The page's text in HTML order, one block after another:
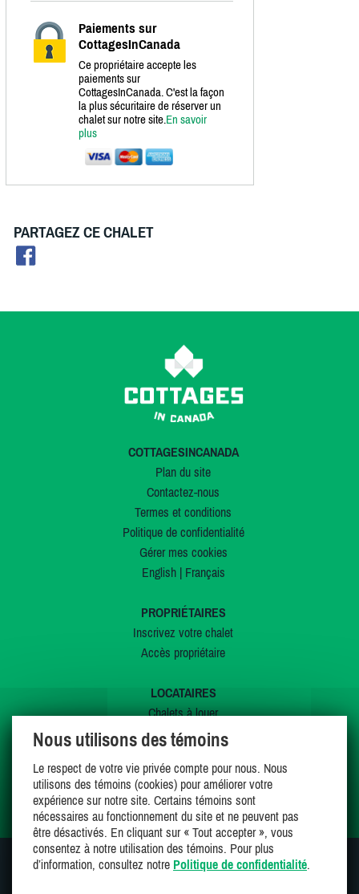
Paiements sur
CottagesInCanada
Ce propriétaire accepte les
paiements sur
CottagesInCanada. C'est la façon
la plus sécuritaire de réserver un
chalet sur notre site.En savoir
plus
PARTAGEZ CE CHALET
COTTAGESINCANADA
Plan du site
Contactez-nous
Termes et conditions
Politique de confidentialité
Gérer mes cookies
English| Français
PROPRIÉTAIRES
Inscrivez votre chalet
Accès propriétaire
LOCATAIRES
Chalets à louer
Chalets à vendre
Offres spéciales
Mes favoris
SUIVEZ-NOUS SUR
Nous utilisons des témoins
Le respect de votre vie privée compte pour nous. Nous
utilisons des témoins (cookies) pour améliorer votre
expérience sur notre site. Certains témoins sont
nécessaires au fonctionnement du site et ne peuvent pas
être désactivés. En cliquant sur « Tout accepter », vous
consentez à notre utilisation des témoins. Pour plus
d’information, consultez notre Politique de confidentialité.